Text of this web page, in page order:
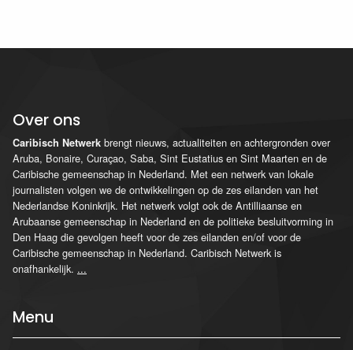
Over ons
Caribisch Netwerk brengt nieuws, actualiteiten en achtergronden over
Aruba, Bonaire, Curaçao, Saba, Sint Eustatius en Sint Maarten en de
Caribische gemeenschap in Nederland. Met een netwerk van lokale
journalisten volgen we de ontwikkelingen op de zes eilanden van het
Nederlandse Koninkrijk. Het netwerk volgt ook de Antilliaanse en
Arubaanse gemeenschap in Nederland en de politieke besluitvorming in
Den Haag die gevolgen heeft voor de zes eilanden en/of voor de
Caribische gemeenschap in Nederland. Caribisch Netwerk is
onafhankelijk. ...
Menu